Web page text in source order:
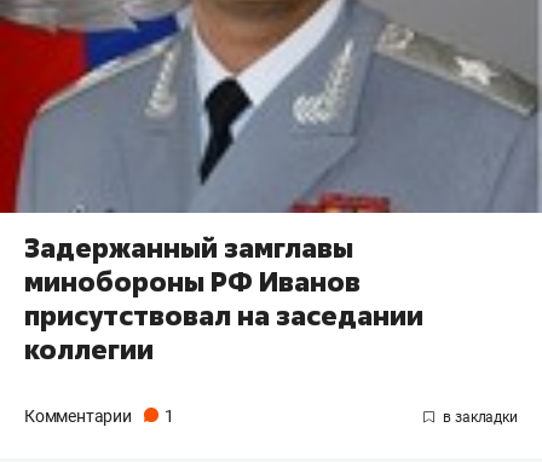
Задержанный замглавы
минобороны РФ Иванов
присутствовал на заседании
коллегии
Комментарии 1